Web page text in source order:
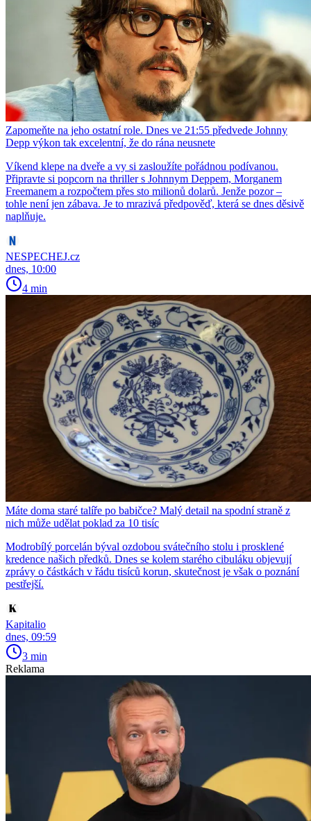
Zapomeňte na jeho ostatní role. Dnes ve 21:55 předvede Johnny
Depp výkon tak excelentní, že do rána neusnete
Víkend klepe na dveře a vy si zasloužíte pořádnou podívanou.
Připravte si popcorn na thriller s Johnnym Deppem, Morganem
Freemanem a rozpočtem přes sto milionů dolarů. Jenže pozor –
tohle není jen zábava. Je to mrazivá předpověď, která se dnes děsivě
naplňuje.
NESPECHEJ.cz
dnes, 10:00
4 min
Máte doma staré talíře po babičce? Malý detail na spodní straně z
nich může udělat poklad za 10 tisíc
Modrobílý porcelán býval ozdobou svátečního stolu i prosklené
kredence našich předků. Dnes se kolem starého cibuláku objevují
zprávy o částkách v řádu tisíců korun, skutečnost je však o poznání
pestřejší.
Kapitalio
dnes, 09:59
3 min
Reklama